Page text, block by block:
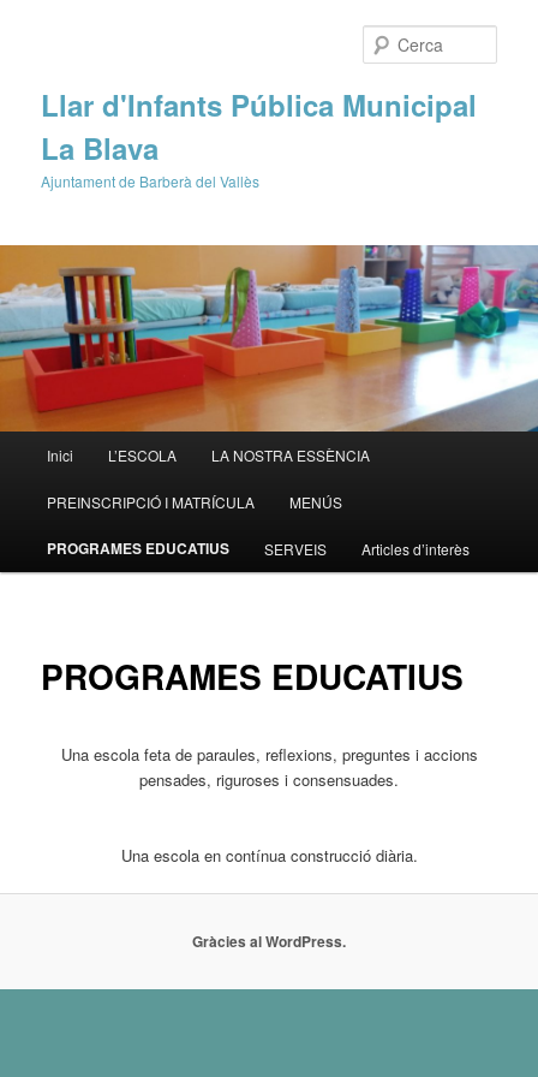
Llar d'Infants Pública Municipal
La Blava
Ajuntament de Barberà del Vallès
principal
Aneu
al
contingut
Inici L’ESCOLA LA NOSTRA ESSÈNCIA
PREINSCRIPCIÓ I MATRÍCULA MENÚS
PROGRAMES EDUCATIUS SERVEIS Articles d’interès
PROGRAMES EDUCATIUS
Una escola feta de paraules, reflexions, preguntes i accions
pensades, riguroses i consensuades.
Una escola en contínua construcció diària.
Gràcies al WordPress.